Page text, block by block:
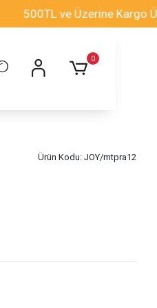
500TL ve Üzerine Kargo
0
Ürün Kodu: JOY/mtpra12